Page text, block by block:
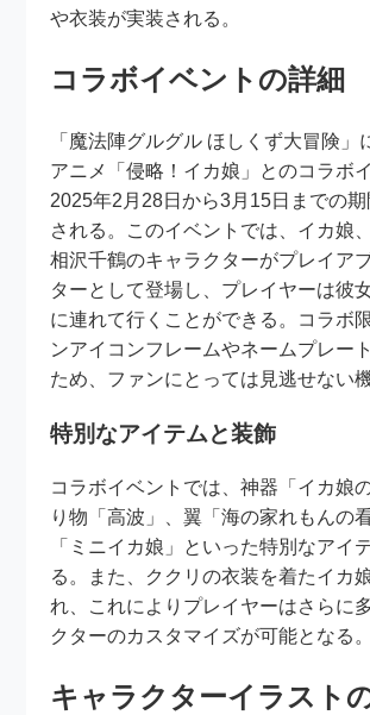
や衣装が実装される。
コラボイベントの詳細
「魔法陣グルグル ほしくず大冒険」
アニメ「侵略！イカ娘」とのコラボ
2025年2月28日から3月15日までの
される。このイベントでは、イカ娘
相沢千鶴のキャラクターがプレイア
ターとして登場し、プレイヤーは彼
に連れて行くことができる。コラボ
ンアイコンフレームやネームプレー
ため、ファンにとっては見逃せない
特別なアイテムと装飾
コラボイベントでは、神器「イカ娘
り物「高波」、翼「海の家れもんの
「ミニイカ娘」といった特別なアイ
る。また、ククリの衣装を着たイカ
れ、これによりプレイヤーはさらに
クターのカスタマイズが可能となる。
キャラクターイラスト